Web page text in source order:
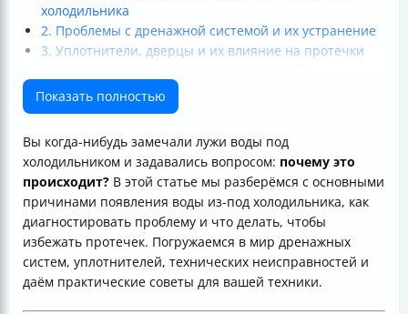
холодильника
2. Проблемы с дренажной системой и их устранение
3. Уплотнители, дверцы и их влияние на протечки
эксплуатации
5. Практические советы по профилактике и
Итог: почему течет вода из-под холодильника и что
делать?
Показать полностью
Вы когда-нибудь замечали лужи воды под
холодильником и задавались вопросом: почему это
происходит? В этой статье мы разберёмся с основными
причинами появления воды из-под холодильника, как
диагностировать проблему и что делать, чтобы
избежать протечек. Погружаемся в мир дренажных
систем, уплотнителей, технических неисправностей и
даём практические советы для вашей техники.